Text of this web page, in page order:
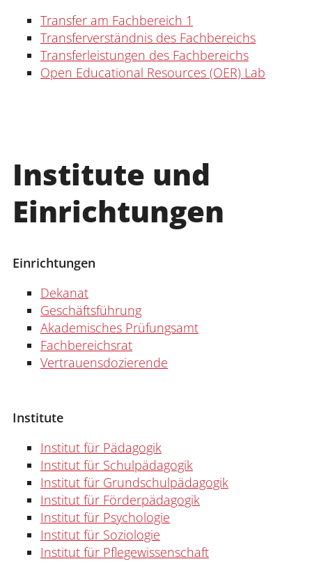
Transfer am Fachbereich 1
Transferverständnis des Fachbereichs
Transferleistungen des Fachbereichs
Open Educational Resources (OER) Lab
Institute und
Einrichtungen
Einrichtungen
Dekanat
Geschäftsführung
Akademisches Prüfungsamt
Fachbereichsrat
Vertrauensdozierende
Institute
Institut für Pädagogik
Institut für Schulpädagogik
Institut für Grundschulpädagogik
Institut für Förderpädagogik
Institut für Psychologie
Institut für Soziologie
Institut für Pflegewissenschaft